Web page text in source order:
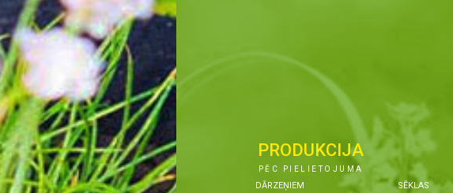
PRODUKCIJA
PĒC PIELIETOJUMA
DĀRZEŅIEM
SĒKLAS